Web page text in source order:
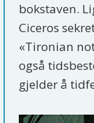
bokstaven.
Ciceros
«Tironian
også
gjelder å